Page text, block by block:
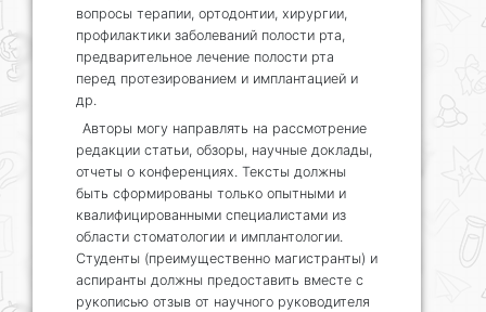
вопросы терапии, ортодонтии, хирургии,
профилактики заболеваний полости рта,
предварительное лечение полости рта
перед протезированием и имплантацией и
др.
Авторы могу направлять на рассмотрение
редакции статьи, обзоры, научные доклады,
отчеты о конференциях. Тексты должны
быть сформированы только опытными и
квалифицированными специалистами из
области стоматологии и имплантологии.
Студенты (преимущественно магистранты) и
аспиранты должны предоставить вместе с
рукописью отзыв от научного руководителя